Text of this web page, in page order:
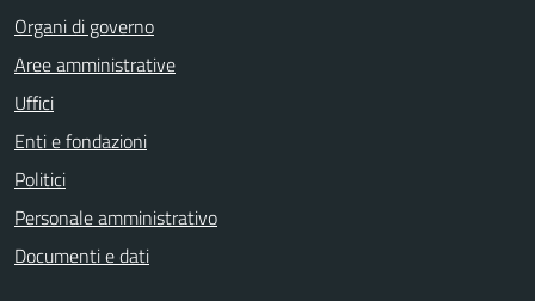
Organi di governo
Aree amministrative
Uffici
Enti e fondazioni
Politici
Personale amministrativo
Documenti e dati